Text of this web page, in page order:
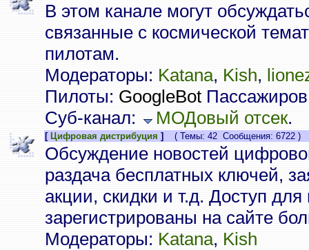
В этом канале могут
связанные с космической
пилотам.
Модераторы: Katana, Kish,
Пилоты: GoogleBot
Суб-канал:
МОДовый отсек.
[ Цифровая дистрибуция ] ( Темы: 42 Сообщения: 6722 )
Обсуждение новостей
раздача бесплатных ключей,
акции, скидки и т.д. Доступ
зарегистрированы на сайте
Модераторы: Katana, Kish